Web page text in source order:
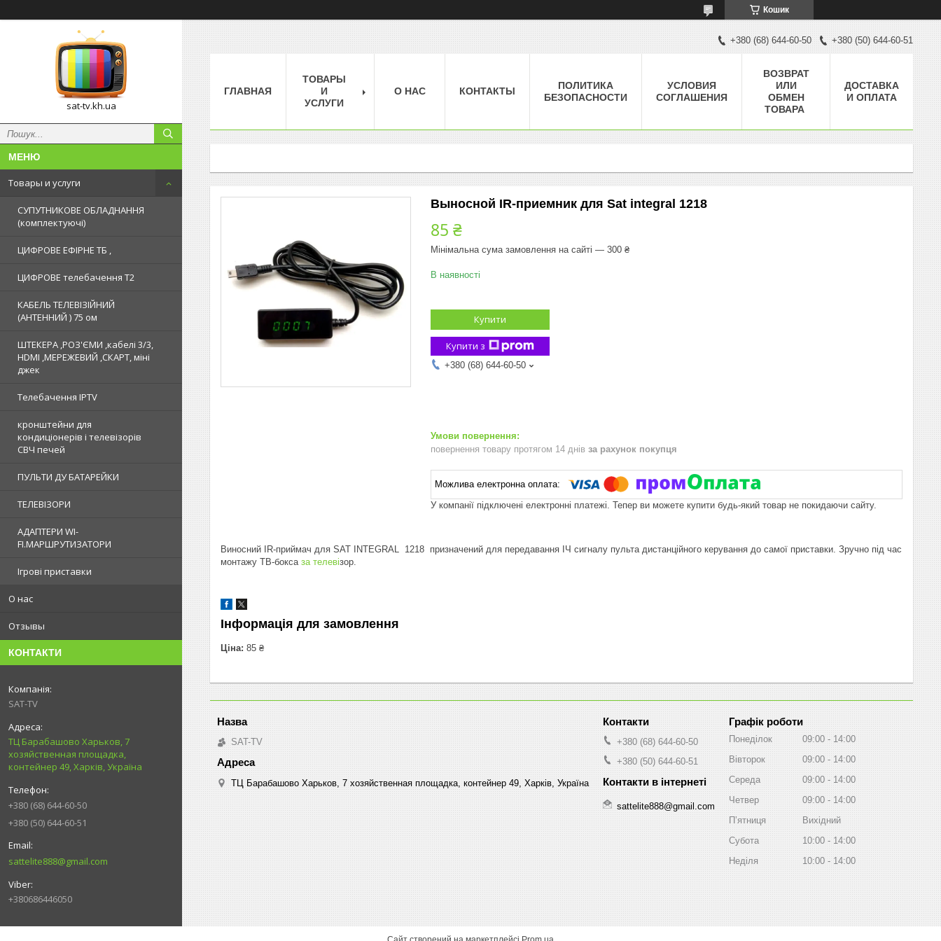
Кошик
sat-tv.kh.ua
Товары и услуги
СУПУТНИКОВЕ ОБЛАДНАННЯ
(комплектуючі)
ЦИФРОВЕ ЕФІРНЕ ТБ ,
ЦИФРОВЕ телебачення Т2
КАБЕЛЬ ТЕЛЕВІЗІЙНИЙ
(АНТЕННИЙ ) 75 ом
ШТЕКЕРА ,РОЗ'ЄМИ ,кабелі 3/3,
HDMI ,МЕРЕЖЕВИЙ ,СКАРТ, міні
джек
Телебачення IPTV
кронштейни для
кондиціонерів і телевізорів
СВЧ печей
ПУЛЬТИ ДУ БАТАРЕЙКИ
ТЕЛЕВІЗОРИ
АДАПТЕРИ WI-
FI.МАРШРУТИЗАТОРИ
Ігрові приставки
О нас
Отзывы
КОНТАКТИ
SAT-TV
ТЦ Барабашово Харьков, 7
хозяйственная площадка,
контейнер 49, Харків, Україна
+380 (68) 644-60-50
+380 (50) 644-60-51
sattelite888@gmail.com
+380686446050
+380 (68) 644-60-50 +380 (50) 644-60-51
ГЛАВНАЯ
ТОВАРЫ
И
УСЛУГИ
О НАС КОНТАКТЫ
ПОЛИТИКА
БЕЗОПАСНОСТИ
УСЛОВИЯ
СОГЛАШЕНИЯ
ВОЗВРАТ
ИЛИ
ОБМЕН
ТОВАРА
ДОСТАВКА
И ОПЛАТА
Выносной IR-приемник для Sat integral 1218
85 ₴
Мінімальна сума замовлення на сайті — 300 ₴
В наявності
Купити
Купити з
+380 (68) 644-60-50
повернення товару протягом 14 днів за рахунок покупця
У компанії підключені електронні платежі. Тепер ви можете купити будь-який товар не покидаючи сайту.
Виносний IR-приймач для SAT INTEGRAL 1218 призначений для передавання ІЧ сигналу пульта дистанційного керування до самої приставки. Зручно під час
монтажу ТВ-бокса за телевізор.
Інформація для замовлення
Ціна: 85 ₴
SAT-TV
ТЦ Барабашово Харьков, 7 хозяйственная площадка, контейнер 49, Харків, Україна
+380 (68) 644-60-50
+380 (50) 644-60-51
sattelite888@gmail.com
Графік роботи
Понеділок 09:00
14:00
Вівторок
09:00
14:00
Середа
09:00
14:00
Четвер
09:00
14:00
Пʼятниця
Вихідний
Субота
10:00
14:00
Неділя
10:00 14:00